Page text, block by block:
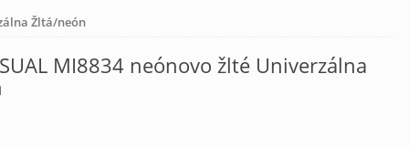
Žltá/neón
MI8834 neónovo žlté Univerzálna